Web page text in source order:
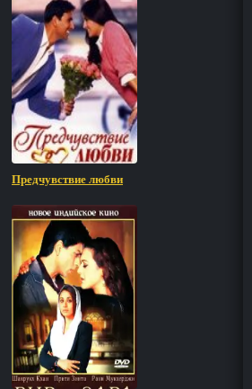
Предчувствие любви